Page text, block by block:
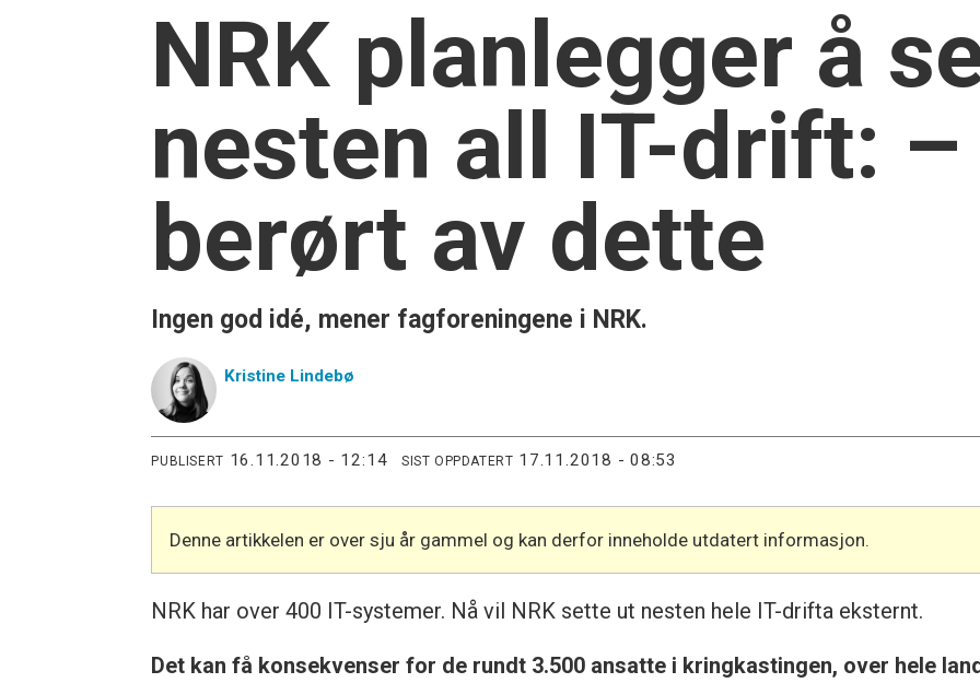
NRK planlegger å
nesten all IT-drift:
berørt av dette
Ingen god idé, mener fagforeningene i NRK.
Kristine Lindebø
PUBLISERT 16.11.2018 - 12:14 SIST OPPDATERT 17.11.2018 - 08:53
Denne artikkelen er over sju år gammel og kan derfor inneholde utdatert informasjon.
NRK har over 400 IT-systemer. Nå vil NRK sette ut nesten hele IT-drifta eksternt.
Det kan få konsekvenser for de rundt 3.500 ansatte i kringkastingen, over hele